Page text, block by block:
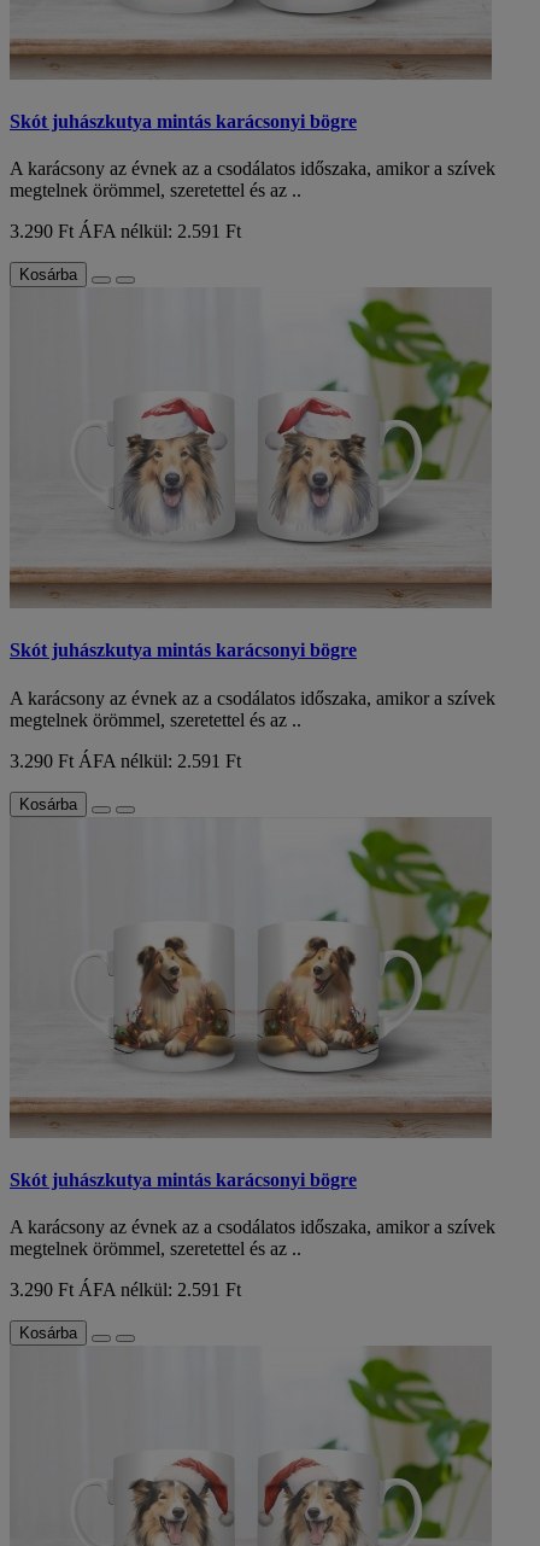
Skót juhászkutya mintás karácsonyi bögre
A karácsony az évnek az a csodálatos időszaka, amikor a szívek
megtelnek örömmel, szeretettel és az ..
3.290 Ft ÁFA nélkül: 2.591 Ft
Kosárba
Skót juhászkutya mintás karácsonyi bögre
A karácsony az évnek az a csodálatos időszaka, amikor a szívek
megtelnek örömmel, szeretettel és az ..
3.290 Ft ÁFA nélkül: 2.591 Ft
Kosárba
Skót juhászkutya mintás karácsonyi bögre
A karácsony az évnek az a csodálatos időszaka, amikor a szívek
megtelnek örömmel, szeretettel és az ..
3.290 Ft ÁFA nélkül: 2.591 Ft
Kosárba